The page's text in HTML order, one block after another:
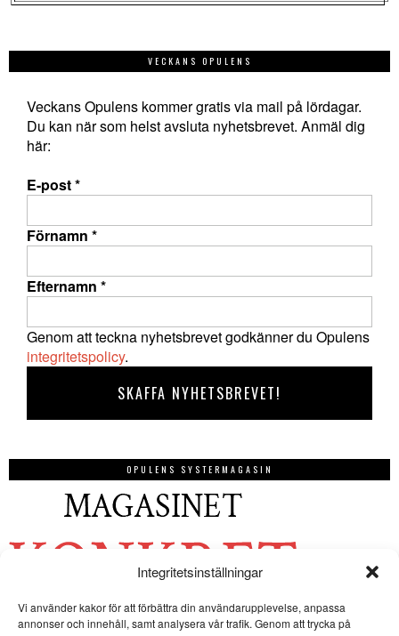
Integritetsinställningar
Vi använder kakor för att förbättra din användarupplevelse, anpassa
annonser och innehåll, samt analysera vår trafik. Genom att trycka på
VECKANS OPULENS
Veckans Opulens kommer gratis via mail på lördagar.
Du kan när som helst avsluta nyhetsbrevet. Anmäl dig
här:
E-post*
Förnamn *
Efternamn *
Genom att teckna nyhetsbrevet godkänner du Opulens
integritetspolicy.
OPULENS SYSTERMAGASIN